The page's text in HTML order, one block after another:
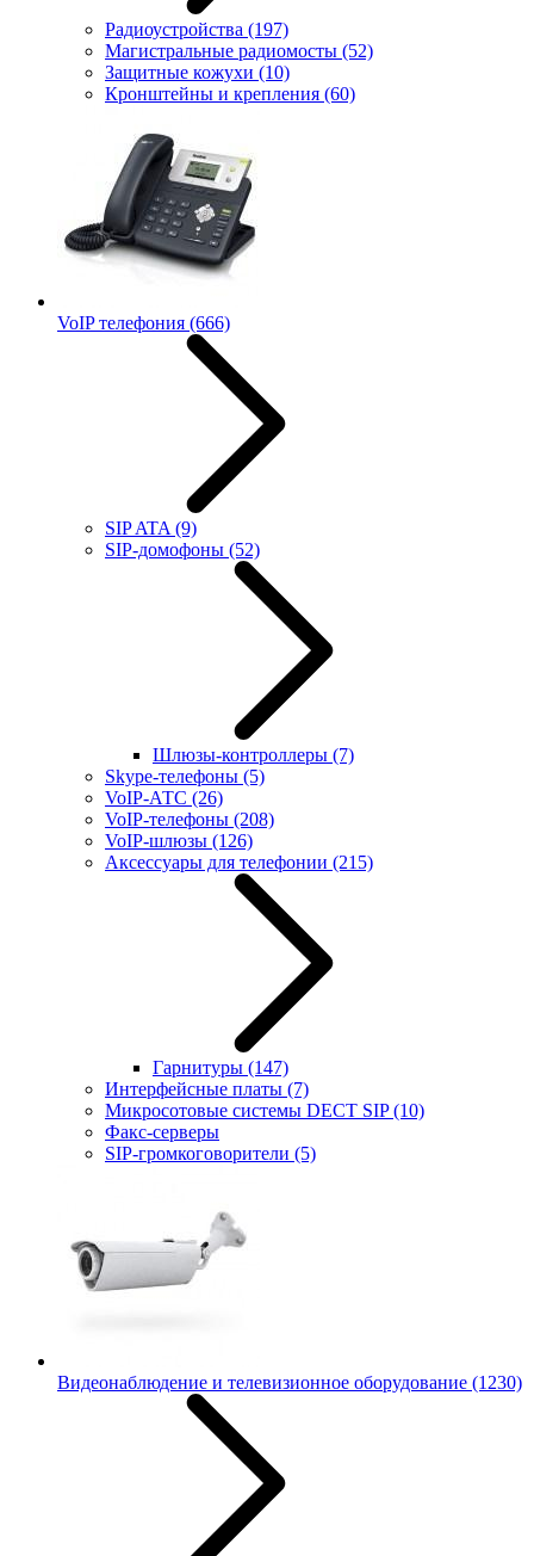
Радиоустройства (197)
Магистральные радиомосты (52)
Защитные кожухи (10)
Кронштейны и крепления (60)
VoIP телефония (666)
SIP ATA (9)
SIP-домофоны (52)
Шлюзы-контроллеры (7)
Skype-телефоны (5)
VoIP-АТС (26)
VoIP-телефоны (208)
VoIP-шлюзы (126)
Аксессуары для телефонии (215)
Гарнитуры (147)
Интерфейсные платы (7)
Микросотовые системы DECT SIP(10)
Факс-серверы
SIP-громкоговорители (5)
Видеонаблюдение и телевизионное оборудование (1230)